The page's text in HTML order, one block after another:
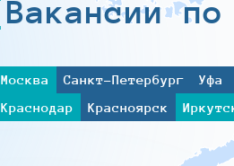
Вакансии по
Москва Санкт-Петербург Уфа
Краснодар
Красноярск